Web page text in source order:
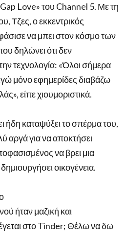
Love» του Channel 5. Με τη
Τζες, ο εκκεντρικός
να μπει στον κόσμο των
δηλώνει ότι δεν
τεχνολογία: «Όλοι σήμερα
μόνο εφημερίδες διαβάζω
είπε χιουμοριστικά.
ήδη καταψύξει το σπέρμα του,
αργά για να αποκτήσει
να βρει μια
οικογένεια.
ήταν μαζική και
στο Tinder; Θέλω να δω